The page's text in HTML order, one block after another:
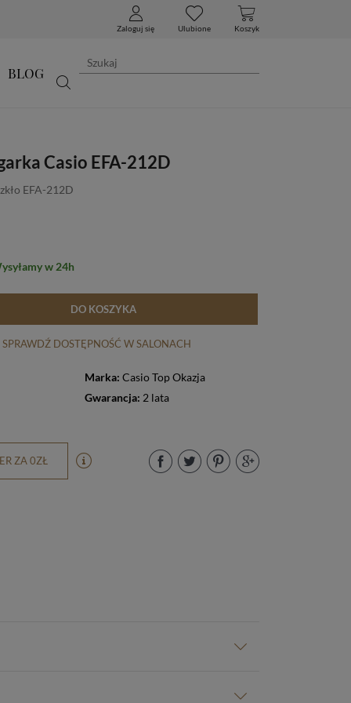
Zaloguj się Ulubione Koszyk
BLOG
Casio EFA-212D
EFA-212D
w 24h
DO KOSZYKA
SPRAWDŹ DOSTĘPNOŚĆ W SALONACH
Marka: Casio Top Okazja
Gwarancja: 2 lata
ZA 0ZŁ